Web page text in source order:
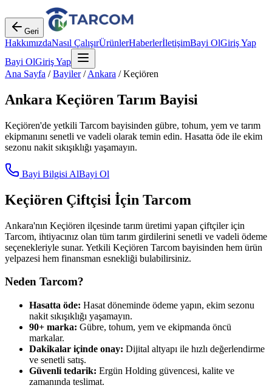
Geri
HakkımızdaNasıl ÇalışırÜrünlerHaberlerİletişimBayi OlGiriş Yap
Bayi OlGiriş Yap
Ana Sayfa /Bayiler/Ankara /Keçiören
Ankara Keçiören Tarım Bayisi
Keçiören'de yetkili Tarcom bayisinden gübre, tohum, yem ve tarım
ekipmanını senetli ve vadeli olarak temin edin. Hasatta öde ile ekim
sezonu nakit sıkışıklığı yaşamayın.
Bayi Bilgisi AlBayi Ol
Keçiören Çiftçisi İçin Tarcom
Ankara'nın Keçiören ilçesinde tarım üretimi yapan çiftçiler için
Tarcom, ihtiyacınız olan tüm tarım girdilerini senetli ve vadeli ödeme
seçenekleriyle sunar. Yetkili Keçiören Tarcom bayisinden hem ürün
yelpazesi hem finansman esnekliği bulabilirsiniz.
Neden Tarcom?
Hasatta öde: Hasat döneminde ödeme yapın, ekim sezonu
nakit sıkışıklığı yaşamayın.
90+ marka: Gübre, tohum, yem ve ekipmanda öncü
markalar.
Dakikalar içinde onay: Dijital altyapı ile hızlı değerlendirme
ve senetli satış.
Güvenli tedarik: Ergün Holding güvencesi, kalite ve
zamanında teslimat.